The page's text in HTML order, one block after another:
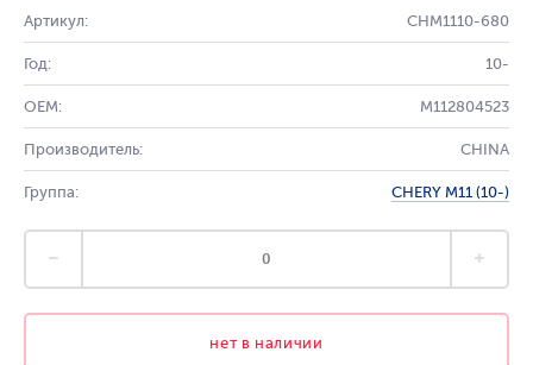
Артикул: CHM1110-680
Год: 10-
OEM: M112804523
Производитель: CHINA
Группа: CHERY M11 (10-)
нет в наличии